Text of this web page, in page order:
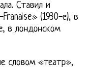
Ставил и
(1930-е), в
в лондонском
словом «театр»,